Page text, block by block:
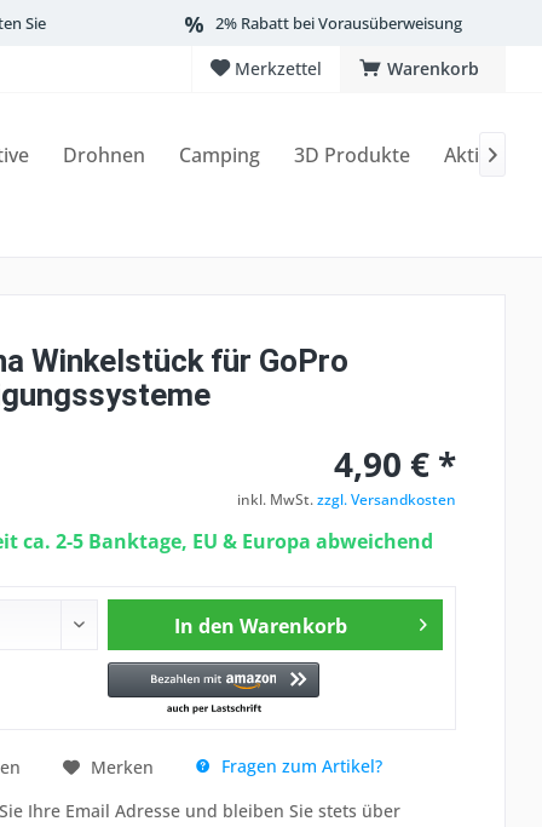
Sie 2% Rabatt bei Vorausüberweisung
Warenkorb
Merkzettel
Drohnen Camping 3D Produkte Aktionen

Winkelstück für GoPro
4,90 € *
inkl. MwSt.zzgl. Versandkosten
ca. 2-5 Banktage, EU & Europa abweichend
In den Warenkorb
Merken
Fragen zum Artikel?
Ihre Email Adresse und bleiben Sie stets über